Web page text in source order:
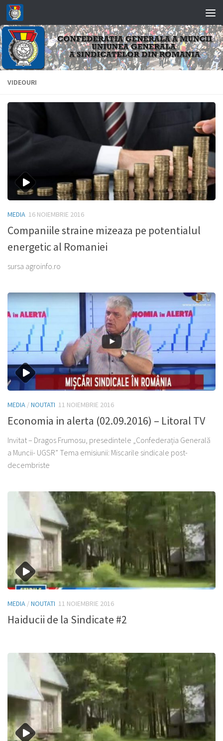
Skip to content
VIDEOURI
MEDIA 16 NOIEMBRIE 2016
Companiile straine mizeaza pe potentialul
energetic al Romaniei
sursa agroinfo.ro
MEDIA /NOUTATI 11 NOIEMBRIE 2016
Economia in alerta (02.09.2016) – Litoral TV
Invitat – Dragos Frumosu, presedintele „Confederația Generală
a Muncii- UGSR” Tema emisiunii: Miscarile sindicale post-
decembriste
MEDIA /NOUTATI 11 NOIEMBRIE 2016
Haiducii de la Sindicate #2